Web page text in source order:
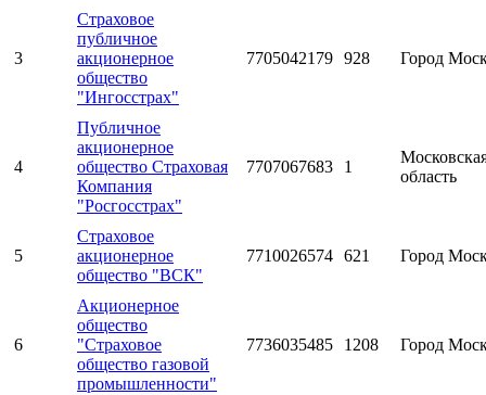
3
Страховое
публичное
акционерное
общество
"Ингосстрах"
7705042179 928 Город
4
Публичное
акционерное
общество Страховая
Компания
"Росгосстрах"
7707067683 1
область
5
Страховое
акционерное
общество "ВСК"
7710026574 621 Город
6
Акционерное
общество
"Страховое
общество газовой
промышленности"
7736035485 1208 Город